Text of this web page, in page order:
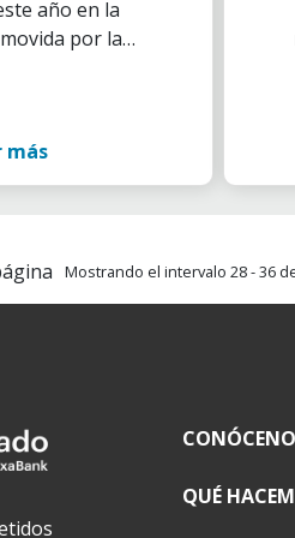
año en la
por la
más
Mostrando el intervalo 28 - 36
QUÉ